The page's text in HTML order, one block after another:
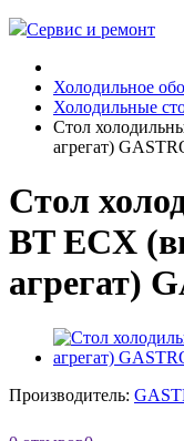
Сервис и ремонт
Холодильное
Холодильные
Стол
агрегат)
Стол
BT ECX
агрегат)
Производитель: